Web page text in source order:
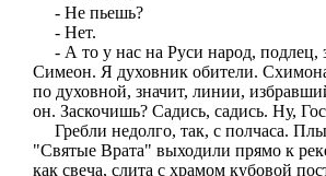
- Не пьешь?
- Нет.
- А то у нас на Руси народ, подлец,
Симеон. Я духовник обители.
по духовной, значит, линии,
он. Заскочишь? Садись, садись. Ну,
Гребли недолго, так, с полчаса.
"Святые Врата" выходили прямо к
как свеча, слита с храмом кубовой